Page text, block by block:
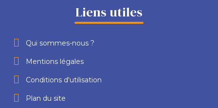
Liens utiles
Qui sommes-nous ?
Mentions légales
Conditions d'utilisation
Plan du site